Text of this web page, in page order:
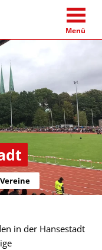
Menü
in der Hansestadt